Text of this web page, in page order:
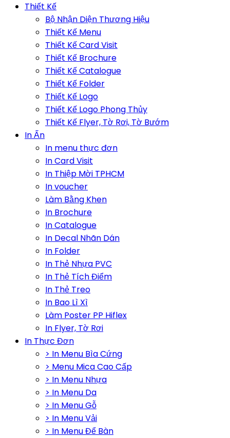
Thiết Kế
Bộ Nhận Diện Thương Hiệu
Thiết Kế Menu
Thiết Kế Card Visit
Thiết Kế Brochure
Thiết Kế Catalogue
Thiết Kế Folder
Thiết Kế Logo
Thiết Kế Logo Phong Thủy
Thiết Kế Flyer, Tờ Rơi, Tờ Bướm
In Ấn
In menu thực đơn
In Card Visit
In Thiệp Mời TPHCM
In voucher
Làm Bằng Khen
In Brochure
In Catalogue
In Decal Nhãn Dán
In Folder
In Thẻ Nhựa PVC
In Thẻ Tích Điểm
In Thẻ Treo
In Bao Lì Xì
Làm Poster PP Hiflex
In Flyer, Tờ Rơi
In Thực Đơn
> In Menu Bìa Cứng
> Menu Mica Cao Cấp
> In Menu Nhựa
> In Menu Da
> In Menu Gỗ
> In Menu Vải
> In Menu Để Bàn